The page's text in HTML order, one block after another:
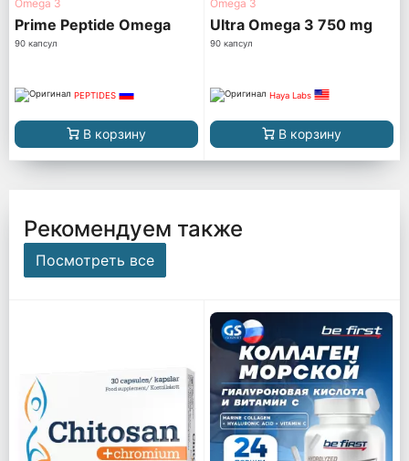
Omega 3
Prime Peptide Omega
90 капсул
PEPTIDES
В корзину
Omega 3
Ultra Omega 3 750 mg
90 капсул
Haya Labs
В корзину
Рекомендуем также
Посмотреть все